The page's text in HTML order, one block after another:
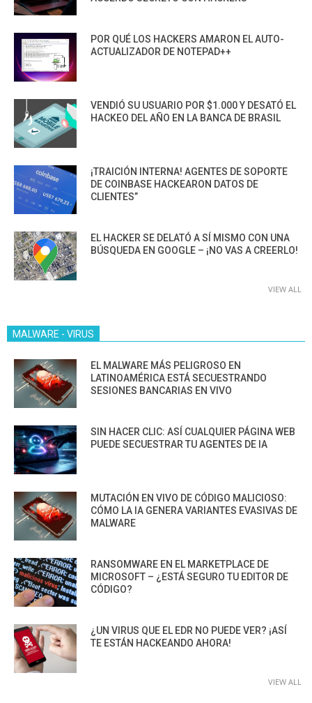
POR QUÉ LOS HACKERS AMARON EL AUTO-
ACTUALIZADOR DE NOTEPAD++
VENDIÓ SU USUARIO POR $1.000 Y DESATÓ EL
HACKEO DEL AÑO EN LA BANCA DE BRASIL
¡TRAICIÓN INTERNA! AGENTES DE SOPORTE
DE COINBASE HACKEARON DATOS DE
CLIENTES”
EL HACKER SE DELATÓ A SÍ MISMO CON UNA
BÚSQUEDA EN GOOGLE – ¡NO VAS A CREERLO!
VIEW ALL
MALWARE - VIRUS
EL MALWARE MÁS PELIGROSO EN
LATINOAMÉRICA ESTÁ SECUESTRANDO
SESIONES BANCARIAS EN VIVO
SIN HACER CLIC: ASÍ CUALQUIER PÁGINA WEB
PUEDE SECUESTRAR TU AGENTES DE IA
MUTACIÓN EN VIVO DE CÓDIGO MALICIOSO:
CÓMO LA IA GENERA VARIANTES EVASIVAS DE
MALWARE
RANSOMWARE EN EL MARKETPLACE DE
MICROSOFT – ¿ESTÁ SEGURO TU EDITOR DE
CÓDIGO?
¿UN VIRUS QUE EL EDR NO PUEDE VER? ¡ASÍ
TE ESTÁN HACKEANDO AHORA!
VIEW ALL